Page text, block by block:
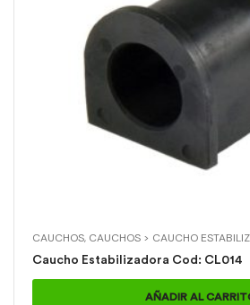
CAUCHOS, CAUCHOS > CAUCHO
Caucho Estabilizadora Cod: CL014
AÑADIR AL